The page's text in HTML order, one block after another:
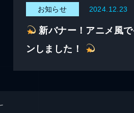
お知らせ 2024.12.23
新バナー！アニメ風
ンしました！